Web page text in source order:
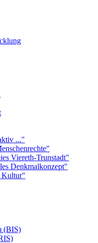
..."
Viereth-Trunstadt"
Denkmalkonzept"
Kultur"
(BIS)